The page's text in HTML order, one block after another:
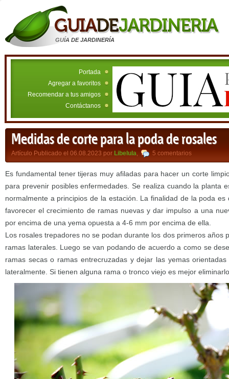
GUÍA DE JARDINERÍA
Portada
Agregar a favoritos
Recomendar a tus amigos
Contáctanos
Medidas de corte para la poda de rosales
Artículo Publicado el 06.08.2023 por Libelula, 5 comentarios
Es fundamental tener tijeras muy afiladas para hacer un corte
para prevenir posibles enfermedades. Se realiza cuando la planta
normalmente a principios de la estación. La finalidad de la poda
favorecer el crecimiento de ramas nuevas y dar impulso a una
por encima de una yema opuesta a 4-6 mm por encima de ella.
Los rosales trepadores no se podan durante los dos primeros años
ramas laterales. Luego se van podando de acuerdo a como se
ramas secas o ramas entrecruzadas y dejar las yemas
lateralmente. Si tienen alguna rama o tronco viejo es mejor